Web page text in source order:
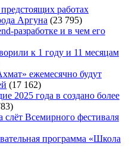
работах
Аргуна (23 795)
разработке и в чем его
к 1 году и 11 месяцам
ежемесячно будут
(17 162)
2025 года в создано более
слёт Всемирного фестиваля
программа «Школа